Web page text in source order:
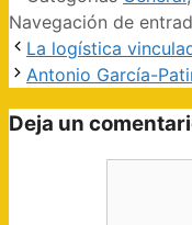
Navegación de
La logística
Antonio García-
Deja un